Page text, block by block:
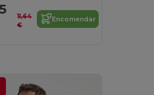
11,64
€
Encomendar